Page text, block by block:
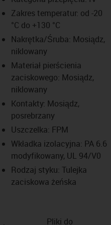
Zakres temperatur: od -20
°C do +130 °C
Nakrętka/Śruba: Mosiądz,
niklowany
Materiał pierścienia
zaciskowego: Mosiądz,
niklowany
Kontakty: Mosiądz,
posrebrzany
Uszczelka: FPM
Wkładka izolacyjna: PA 6.6
modyfikowany, UL 94/V0
Rodzaj styku: Tulejka
zaciskowa żeńska
Pliki do